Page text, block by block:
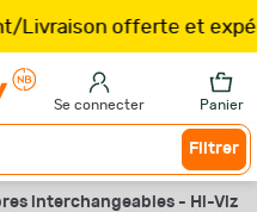
offerte et
Se connecter Panier
Filtrer
interchangeables - Hi-Viz